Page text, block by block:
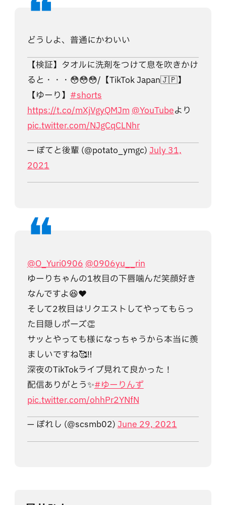
どうしよ、普通にかわいい
【検証】タオルに洗剤をつけて息を吹きかけ
ると・・・😳😳😳/【TikTok Japan🇯🇵】
【ゆーり】 #shorts
https://t.co/mXjVgyQMJm @YouTubeより
pic.twitter.com/NJgCqCLNhr
— ぽてと後輩 (@potato_ymgc) July 31,
2021
@O_Yuri0906 @0906yu__rin
ゆーりちゃんの1枚目の下唇噛んだ笑顔好き
なんですよ😆❤️
そして2枚目はリクエストしてやってもらっ
た目隠しポーズ👏
サッとやっても様になっちゃうから本当に羨
ましいですね🥰‼️
深夜のTikTokライブ見れて良かった！
配信ありがとう✨#ゆーりんず
pic.twitter.com/ohhPr2YNfN
— ぽれし (@scsmb02)June 29, 2021